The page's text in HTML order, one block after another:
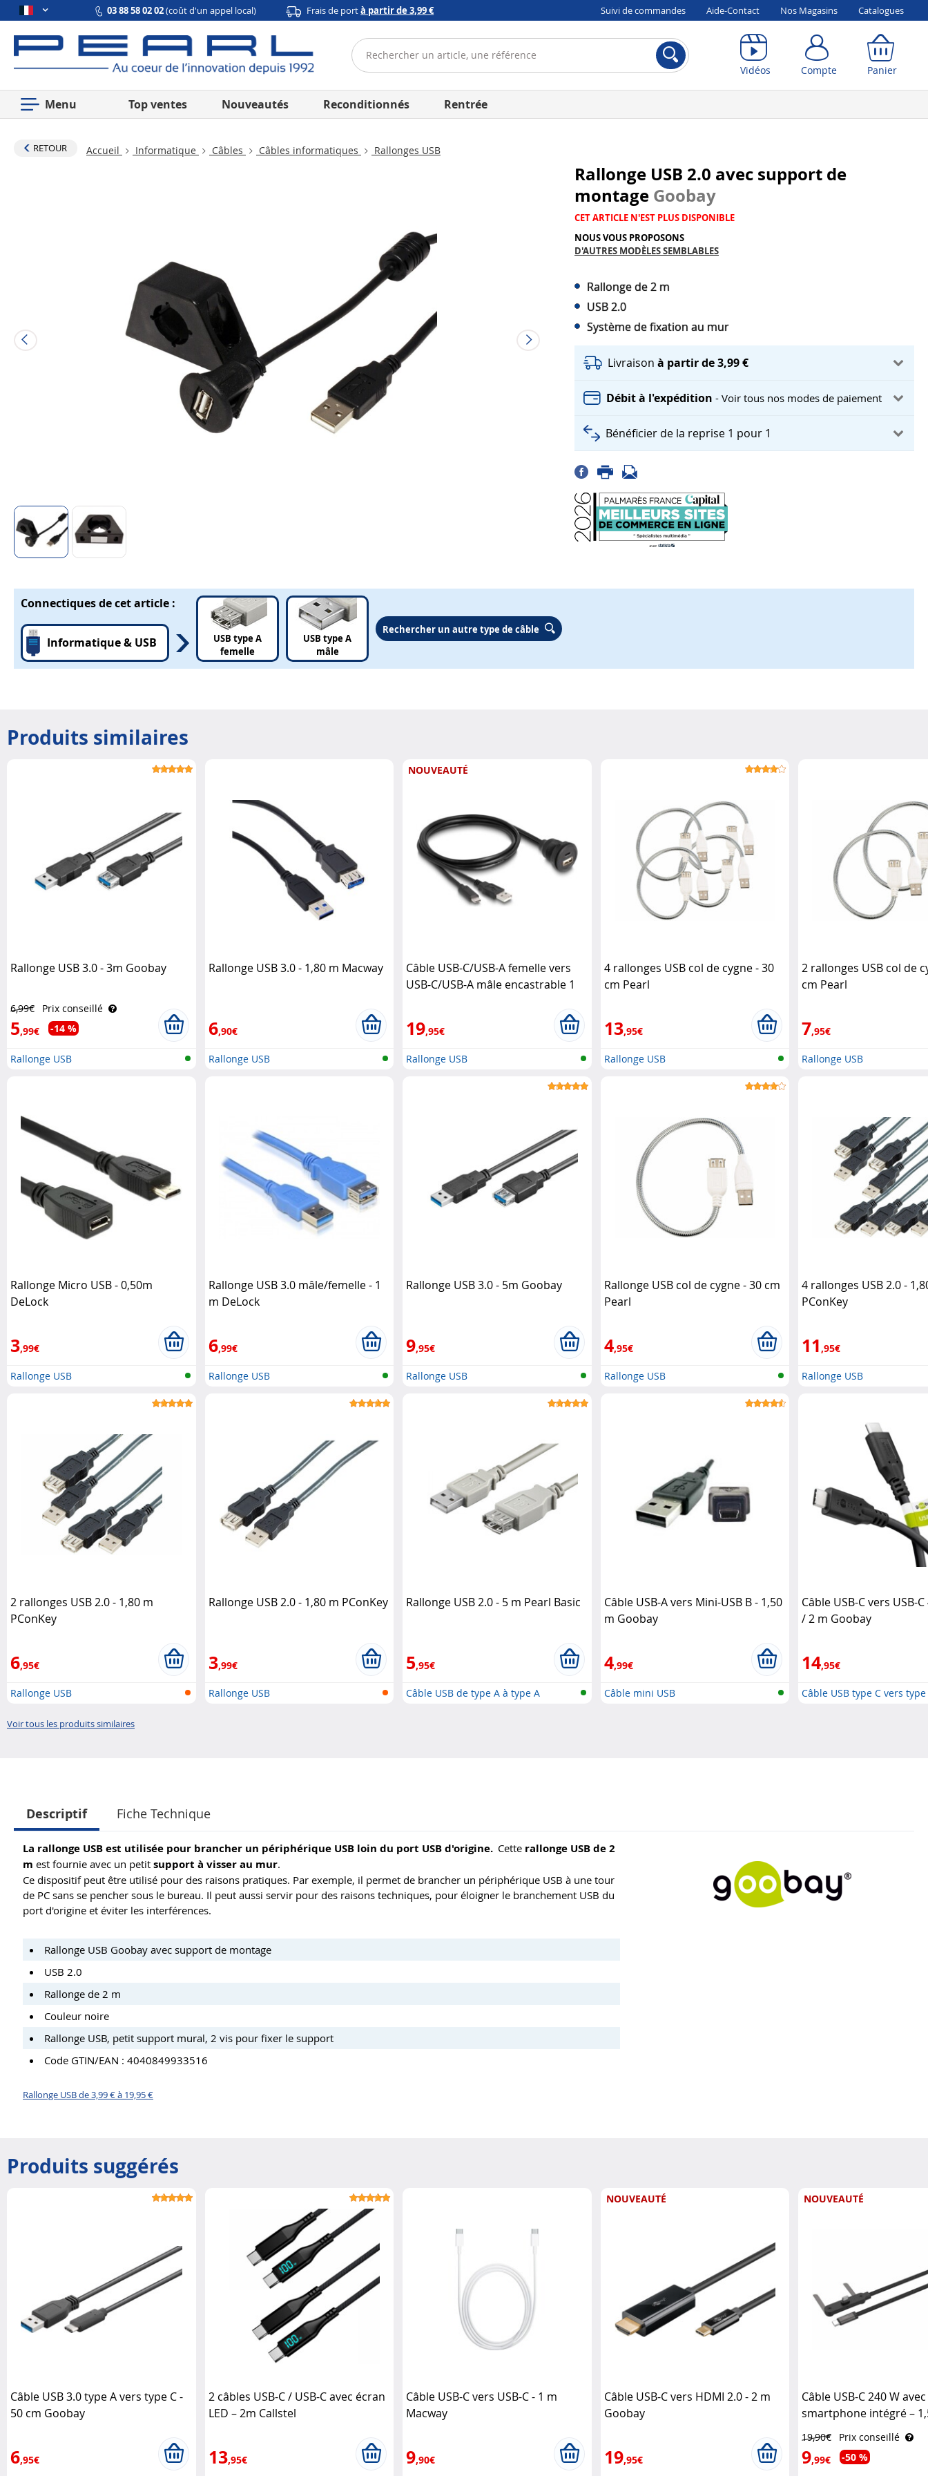
03 88 58 02 02(coût d'un appel local) Frais de portà partir de 3,99 € Suivi de commandes Aide-Contact Nos Magasins Catalogues
Vidéos Compte Panier
Menu Top ventes Nouveautés Reconditionnés Rentrée
RETOUR Accueil Informatique Câbles Câbles informatiques Rallonges USB
Rallonge USB 2.0 avec support de
montage Goobay
CET ARTICLE N'EST PLUS DISPONIBLE
NOUS VOUS PROPOSONS
D'AUTRES MODÈLES SEMBLABLES
Rallonge de 2 m
USB 2.0
Système de fixation au mur
Livraisonà partir de 3,99 €
Débit à l'expédition- Voir tous nos modes de paiement
Bénéficier de la reprise 1 pour 1
Connectiques de cet article :
Informatique & USB
USB type A
femelle
USB type A
mâle
Rechercher un autre type de câble
Produits similaires
Rallonge USB 3.0 - 3m Goobay
6,99€ Prix conseillé
5,99€ -14 %
Rallonge USB
Rallonge USB 3.0 - 1,80 m Macway
6,90€
Rallonge USB
NOUVEAUTÉ
Câble USB-C/USB-A femelle vers
USB-C/USB-A mâle encastrable 1
19,95€
Rallonge USB
4 rallonges USB col de cygne - 30
cm Pearl
13,95€
Rallonge USB
2 rallonges USB col de
cm Pearl
7,95€
Rallonge USB
Rallonge Micro USB - 0,50m
DeLock
3,99€
Rallonge USB
Rallonge USB 3.0 mâle/femelle - 1
m DeLock
6,99€
Rallonge USB
Rallonge USB 3.0 - 5m Goobay
9,95€
Rallonge USB
Rallonge USB col de cygne - 30 cm
Pearl
4,95€
Rallonge USB
4 rallonges USB 2.0 -
PConKey
11,95€
Rallonge USB
2 rallonges USB 2.0 - 1,80 m
PConKey
6,95€
Rallonge USB
Rallonge USB 2.0 - 1,80 m PConKey
3,99€
Rallonge USB
Rallonge USB 2.0 - 5 m Pearl Basic
5,95€
Câble USB de type A à type A
Câble USB-A vers Mini-USB B - 1,50
m Goobay
4,99€
Câble mini USB
Câble USB-C vers USB-
/ 2 m Goobay
14,95€
Câble USB type C vers type
Voir tous les produits similaires
Descriptif Fiche Technique
La rallonge USB est utilisée pour brancher un périphérique USB loin du port USB d'origine. Cette rallonge USB de 2
m est fournie avec un petit support à visser au mur.
Ce dispositif peut être utilisé pour des raisons pratiques. Par exemple, il permet de brancher un périphérique USB à une tour
de PC sans se pencher sous le bureau. Il peut aussi servir pour des raisons techniques, pour éloigner le branchement USB du
port d'origine et éviter les interférences.
Rallonge USB Goobay avec support de montage
USB 2.0
Rallonge de 2 m
Couleur noire
Rallonge USB, petit support mural, 2 vis pour fixer le support
Code GTIN/EAN : 4040849933516
Rallonge USB de 3,99 € à 19,95 €
Produits suggérés
Câble USB 3.0 type A vers type C -
50 cm Goobay
6,95€
2 câbles USB-C / USB-C avec écran
LED – 2m Callstel
13,95€
Câble USB-C vers USB-C - 1 m
Macway
9,90€
NOUVEAUTÉ
Câble USB-C vers HDMI 2.0 - 2 m
Goobay
19,95€
NOUVEAUTÉ
Câble USB-C 240 W
smartphone intégré –
19,90€ Prix conseillé
9,99€ -50 %
Compte Panier